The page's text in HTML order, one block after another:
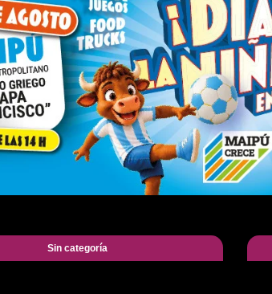
Sin categoría